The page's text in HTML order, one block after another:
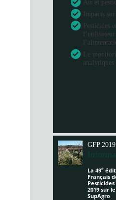
Air et
Impacts
Pesticides
Le
GFP 2019
La 49e
Français
2019 sur
SupAgro